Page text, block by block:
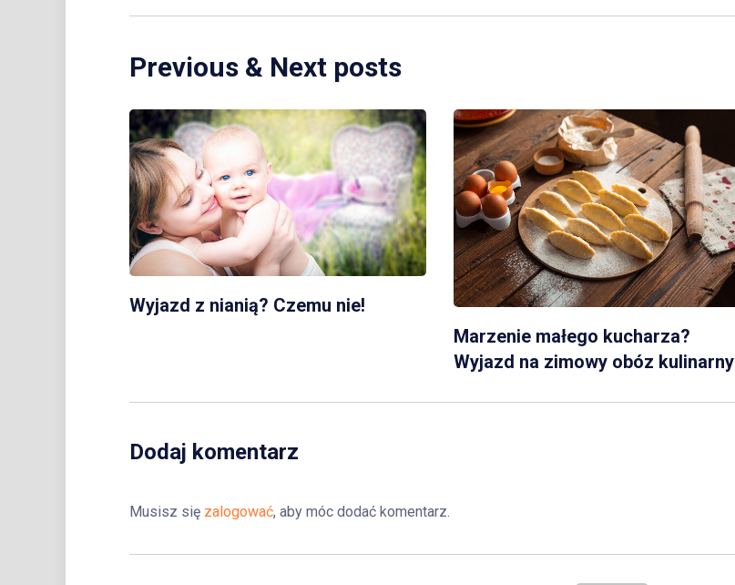
Previous & Next posts
Wyjazd z nianią? Czemu nie!
Marzenie małego kucharza?
Wyjazd na zimowy obóz kulinarny
Dodaj komentarz
Musisz się zalogować, aby móc dodać komentarz.